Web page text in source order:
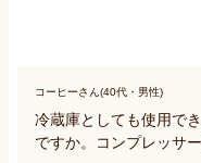
コーヒーさん(40代・男性)
冷蔵庫としても使用で
ですか。コンプレッサ